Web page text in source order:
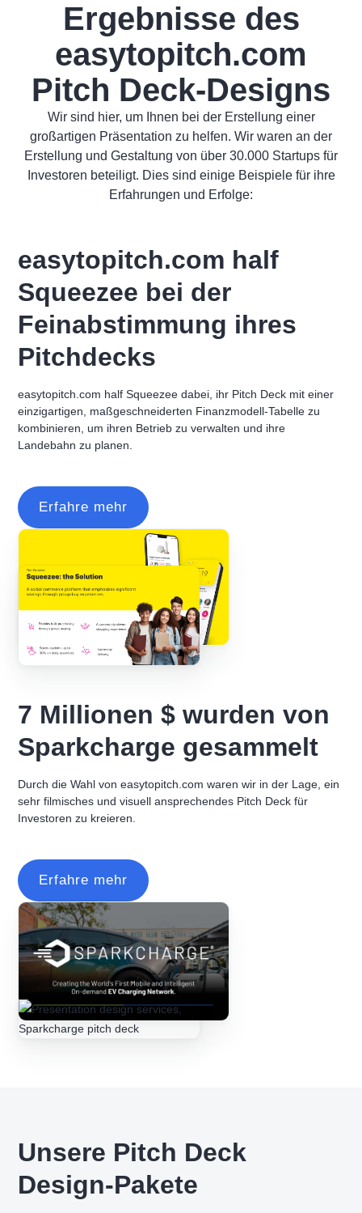
Ergebnisse des
easytopitch.com
Pitch Deck-Designs
Wir sind hier, um Ihnen bei der Erstellung einer
großartigen Präsentation zu helfen. Wir waren an der
Erstellung und Gestaltung von über 30.000 Startups für
Investoren beteiligt. Dies sind einige Beispiele für ihre
Erfahrungen und Erfolge:
easytopitch.com half
Squeezee bei der
Feinabstimmung ihres
Pitchdecks
easytopitch.com half Squeezee dabei, ihr Pitch Deck mit einer
einzigartigen, maßgeschneiderten Finanzmodell-Tabelle zu
kombinieren, um ihren Betrieb zu verwalten und ihre
Landebahn zu planen.
Erfahre mehr
7 Millionen $ wurden von
Sparkcharge gesammelt
Durch die Wahl von easytopitch.com waren wir in der Lage, ein
sehr filmisches und visuell ansprechendes Pitch Deck für
Investoren zu kreieren.
Erfahre mehr
Unsere Pitch Deck
Design-Pakete